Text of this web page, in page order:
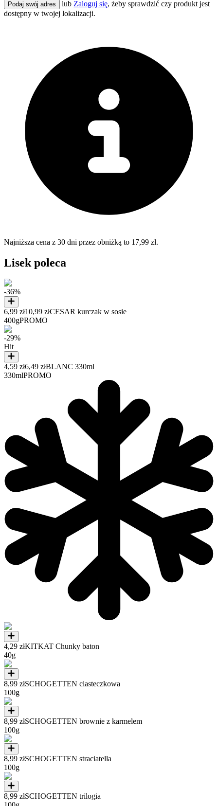
Podaj swój adres lub Zaloguj się, żeby sprawdzić czy produkt jest
dostępny w twojej lokalizacji.
Najniższa cena z 30 dni przez obniżką to 17,99 zł.
Lisek poleca
-36%
6,99 zł10,99 złCESAR kurczak w sosie
400gPROMO
-29%
Hit
4,59 zł6,49 złBLANC 330ml
330mlPROMO
4,29 złKITKAT Chunky baton
40g
8,99 złSCHOGETTEN ciasteczkowa
100g
8,99 złSCHOGETTEN brownie z karmelem
100g
8,99 złSCHOGETTEN straciatella
100g
8,99 złSCHOGETTEN trilogia